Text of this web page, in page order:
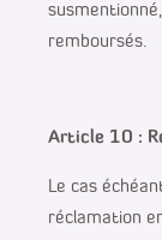
remboursés.
Article 10 :
Le cas
réclamation